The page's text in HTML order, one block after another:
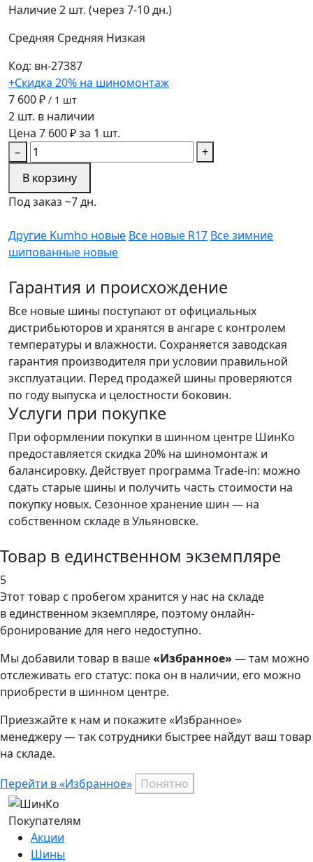
Наличие2 шт. (через 7-10 дн.)
Средняя Средняя Низкая
Код: вн-27387
+Скидка 20% на шиномонтаж
7 600 ₽ / 1 шт
2 шт. в наличии
Цена 7 600 ₽ за 1 шт.
−
+
В корзину
Под заказ ~7 дн.
Другие Kumho новые Все новые R17 Все зимние
шипованные новые
Гарантия и происхождение
Все новые шины поступают от официальных
дистрибьюторов и хранятся в ангаре с контролем
температуры и влажности. Сохраняется заводская
гарантия производителя при условии правильной
эксплуатации. Перед продажей шины проверяются
по году выпуска и целостности боковин.
Услуги при покупке
При оформлении покупки в шинном центре ШинКо
предоставляется скидка 20% на шиномонтаж и
балансировку. Действует программа Trade-in: можно
сдать старые шины и получить часть стоимости на
покупку новых. Сезонное хранение шин — на
собственном складе в Ульяновске.
Товар в единственном экземпляре
5
Этот товар с пробегом хранится у нас на складе
в единственном экземпляре, поэтому онлайн-
бронирование для него недоступно.
Мы добавили товар в ваше«Избранное» — там можно
отслеживать его статус: пока он в наличии, его можно
приобрести в шинном центре.
Приезжайте к нам и покажите «Избранное»
менеджеру — так сотрудники быстрее найдут ваш товар
на складе.
Перейти в «Избранное» Понятно
Покупателям
Акции
Шины